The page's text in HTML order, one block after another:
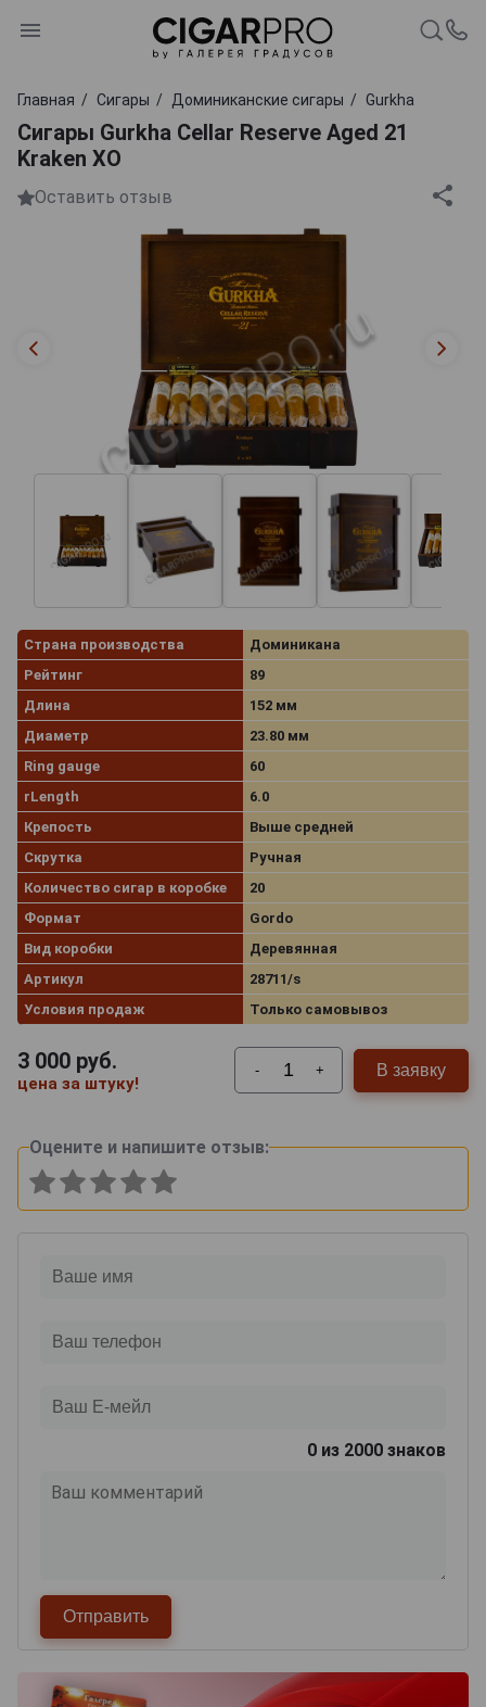
Главная Сигары Доминиканские сигары Gurkha
Сигары Gurkha Cellar Reserve Aged 21
Kraken XO
Оставить отзыв
Страна производства
Доминикана
Рейтинг
89
Длина
152 мм
Диаметр
23.80 мм
Ring gauge
60
rLength
6.0
Крепость
Выше средней
Скрутка
Ручная
Количество сигар в коробке
20
Формат
Gordo
Вид коробки
Деревянная
Артикул
28711/s
Условия продаж
Только самовывоз
3 000 руб.
цена за штуку!
- + В заявку
Оцените и напишите отзыв:
0 из 2000 знаков